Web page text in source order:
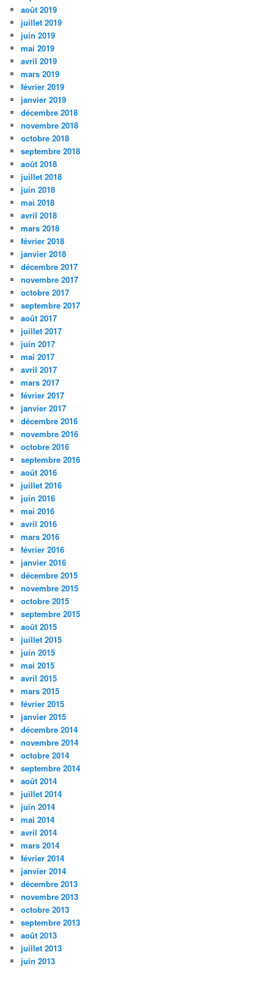
août 2019
juillet 2019
juin 2019
mai 2019
avril 2019
mars 2019
février 2019
janvier 2019
décembre 2018
novembre 2018
octobre 2018
septembre 2018
août 2018
juillet 2018
juin 2018
mai 2018
avril 2018
mars 2018
février 2018
janvier 2018
décembre 2017
novembre 2017
octobre 2017
septembre 2017
août 2017
juillet 2017
juin 2017
mai 2017
avril 2017
mars 2017
février 2017
janvier 2017
décembre 2016
novembre 2016
octobre 2016
septembre 2016
août 2016
juillet 2016
juin 2016
mai 2016
avril 2016
mars 2016
février 2016
janvier 2016
décembre 2015
novembre 2015
octobre 2015
septembre 2015
août 2015
juillet 2015
juin 2015
mai 2015
avril 2015
mars 2015
février 2015
janvier 2015
décembre 2014
novembre 2014
octobre 2014
septembre 2014
août 2014
juillet 2014
juin 2014
mai 2014
avril 2014
mars 2014
février 2014
janvier 2014
décembre 2013
novembre 2013
octobre 2013
septembre 2013
août 2013
juillet 2013
juin 2013